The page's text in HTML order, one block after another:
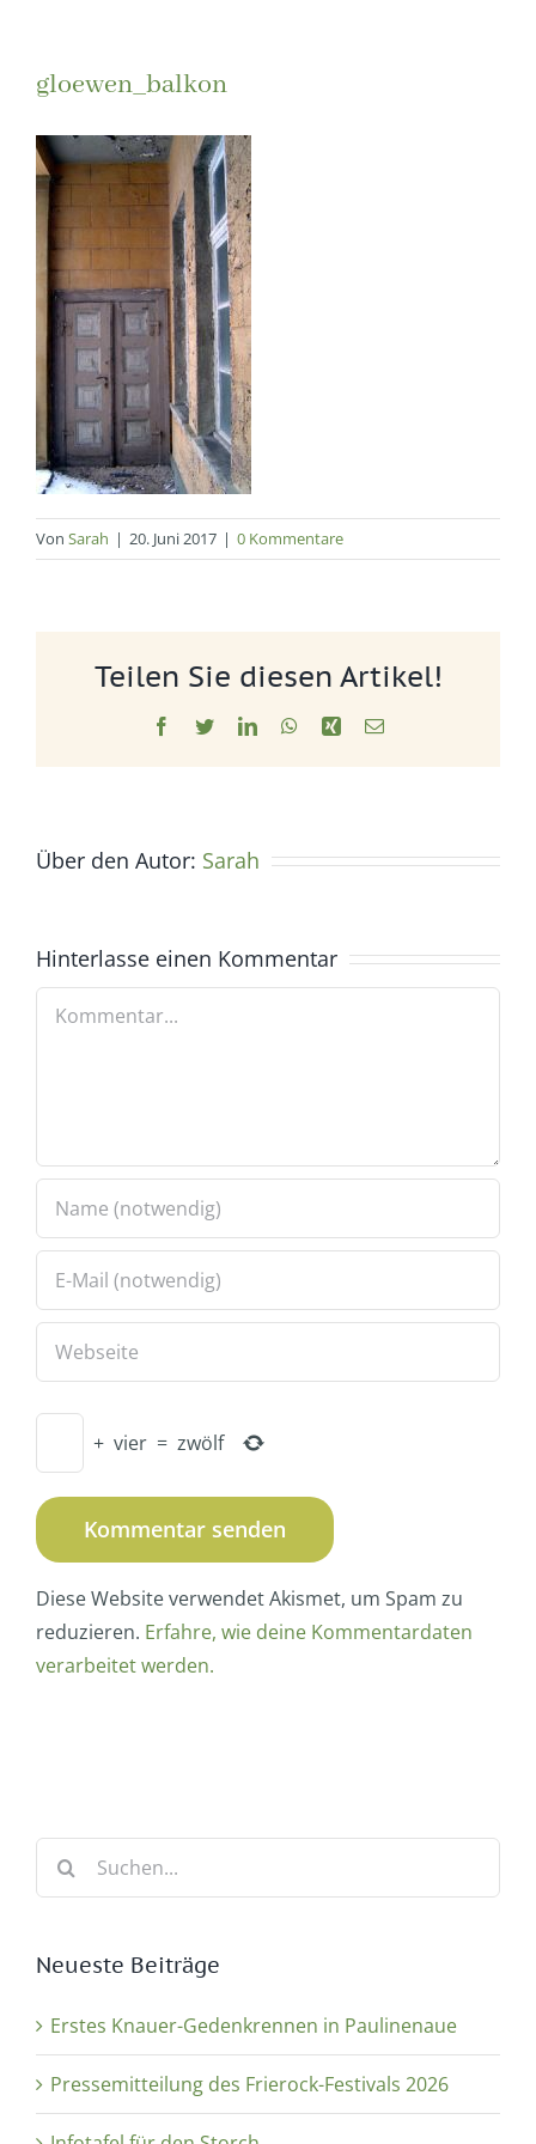
gloewen_balkon
Von Sarah | 20. Juni 2017 | 0 Kommentare
Teilen Sie diesen Artikel!
Facebook
TwitterLinkedInWhatsApp
Xing E-
Über den Autor: Sarah
Hinterlasse einen Kommentar
Kommentar
+ vier = zwölf
Diese Website verwendet Akismet, um Spam zu
reduzieren. Erfahre, wie deine Kommentardaten
verarbeitet werden.
Suche
Neueste Beiträge
Erstes Knauer-Gedenkrennen in Paulinenaue
Pressemitteilung des Frierock-Festivals 2026